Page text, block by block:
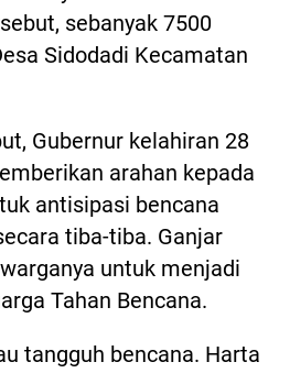
sebanyak 7500
Sidodadi Kecamatan
Gubernur kelahiran 28
arahan kepada
antisipasi bencana
tiba-tiba. Ganjar
untuk menjadi
Tahan Bencana.
tangguh bencana. Harta